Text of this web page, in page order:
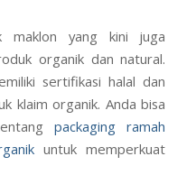
maklon yang kini juga
organik dan natural.
sertifikasi halal dan
klaim organik. Anda bisa
packaging ramah
untuk memperkuat